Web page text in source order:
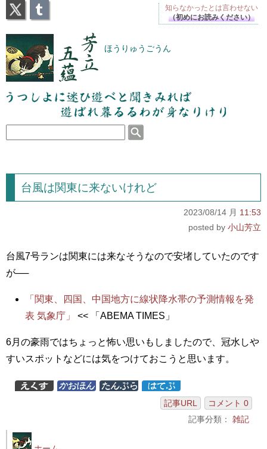
芳立五蘊 ほうりゅうごうん
うつしよに迷ひ遊べと聞きみれば遊ばれ暮るるわが
身なりけり
台風は関東に来ないけれど
2023/08/14 月 11:53
小山芳立
台風7号ランは関東には来なそうなので安堵していたのです
が──
「関東、四国、中国地方に線状降水帯の予測情報を発
表 気象庁」
<< 「ABEMA TIMES」
6月の豪雨ではちょっと怖い思いもしましたので、冠水しや
すいスポットなどには気をつけておこうと思います。
記事URL
コメント 0
記事分類： 雑記
知らなかったとは言わせない
（初めにお読みください）
X Tumblr